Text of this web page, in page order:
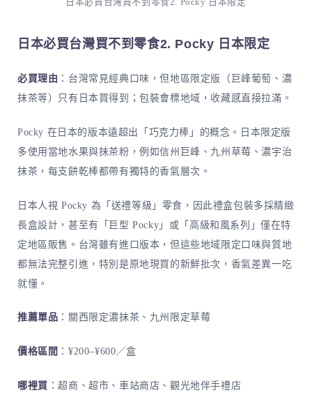
日本必買台灣買不到零食2. Pocky 日本限定
必買理由 ：台灣常見經典口味，但地區限定版（巨峰葡萄、濃
抹茶等）只有日本買得到；包裝會標地域，收藏感直接拉滿。
Pocky 在日本的版本遠超出「巧克力棒」的概念。日本限定版
多使用當地水果與抹茶粉，例如信州巨峰、九州草莓、濃宇治
抹茶，每支餅乾棒都帶有獨特的香氣層次。
日本人視 Pocky 為「送禮等級」零食，因此禮盒包裝多採精緻
長盒設計，甚至有「巨型 Pocky」或「高級和風系列」僅在特
定地區販售。台灣雖有進口版本，但這些地域限定口味與質地
都無法完整引進，特別是原地現買的新鮮批次，香氣差異一吃
就懂。
推薦單品 ：關西限定濃抹茶、九州限定草莓
價格區間 ：¥200–¥600／盒
哪裡買 ：超商、超市、車站商店、觀光地伴手禮店